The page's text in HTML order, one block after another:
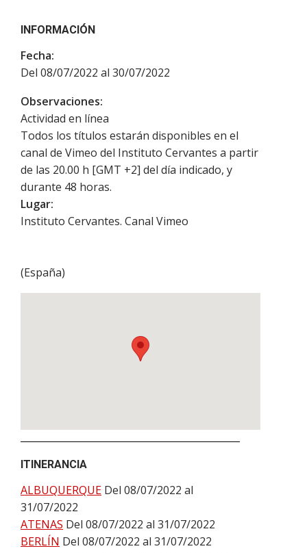
INFORMACIÓN
Fecha:
Del 08/07/2022 al 30/07/2022
Observaciones:
Actividad en línea
Todos los títulos estarán disponibles en el
canal de Vimeo del Instituto Cervantes a partir
de las 20.00 h [GMT +2] del día indicado, y
durante 48 horas.
Lugar:
Instituto Cervantes. Canal Vimeo
(España)
ITINERANCIA
ALBUQUERQUE Del 08/07/2022 al
31/07/2022
ATENAS Del 08/07/2022 al 31/07/2022
BERLÍN Del 08/07/2022 al 31/07/2022